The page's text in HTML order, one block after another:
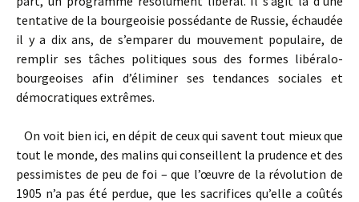
tentative de la bourgeoisie possédante de Russie, échaudée
il y a dix ans, de s’emparer du mouvement populaire, de
remplir ses tâches politiques sous des formes libéralo-
bourgeoises afin d’éliminer ses tendances sociales et
démocratiques extrêmes.
On voit bien ici, en dépit de ceux qui savent tout mieux que
tout le monde, des malins qui conseillent la prudence et des
pessimistes de peu de foi – que l’œuvre de la révolution de
1905 n’a pas été perdue, que les sacrifices qu’elle a coûtés